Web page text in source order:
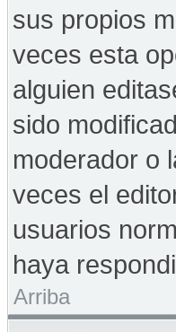
sus propios
veces esta
alguien
sido
moderador o
veces el
usuarios
haya
Arriba